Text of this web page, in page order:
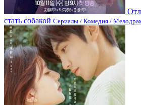
стать собакой Сериалы / Комедия /